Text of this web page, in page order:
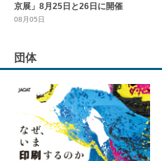
京展」8月25日と26日に開催
08月05日
団体